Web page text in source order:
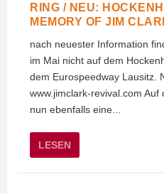
RING / NEU:
MEMORY OF JIM
nach neuester Information
im Mai nicht auf dem
dem Eurospeedway Lausitz.
www.jimclark-revival.com
nun ebenfalls eine...
LESEN